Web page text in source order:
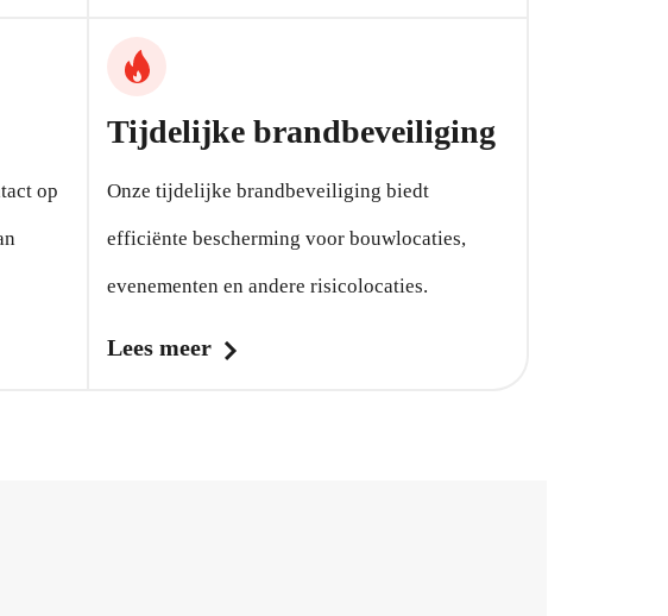
op
Tijdelijke brandbeveiliging
Onze tijdelijke brandbeveiliging biedt
efficiënte bescherming voor bouwlocaties,
evenementen en andere risicolocaties.
Lees meer